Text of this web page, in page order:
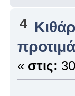
4
« στις: